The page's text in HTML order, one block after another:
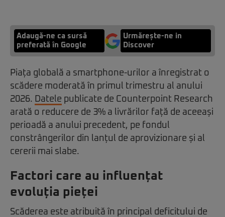
Adaugă-ne ca sursă
preferată în Google
Urmărește-ne in
Discover
Piața globală a smartphone-urilor a înregistrat o
scădere moderată în primul trimestru al anului
2026. Datele publicate de Counterpoint Research
arată o reducere de 3% a livrărilor față de aceeași
perioadă a anului precedent, pe fondul
constrângerilor din lanțul de aprovizionare și al
cererii mai slabe.
Factori care au influențat
evoluția pieței
Scăderea este atribuită în principal deficitului de